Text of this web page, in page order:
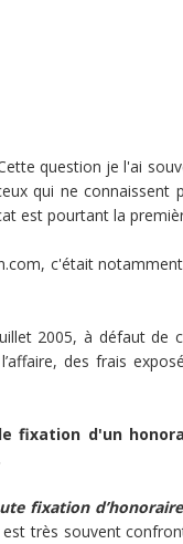
question je l'ai
qui ne connaissent
est pourtant la
c'était
2005, à défaut de
des frais
fixation d'un
fixation
très souvent